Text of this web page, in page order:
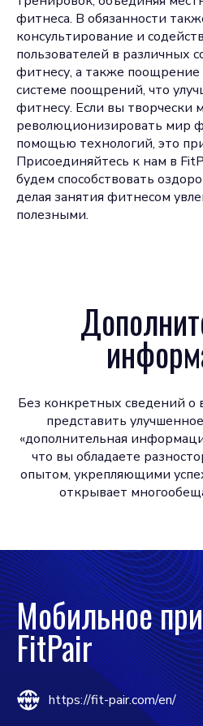
фитнеса. В обязанности
консультирование и
пользователей в различных
фитнесу, а также поощрение
системе поощрений, что
фитнесу. Если вы творчески
революционизировать мир
помощью технологий, это
Присоединяйтесь к нам в
будем способствовать
делая занятия фитнесом
полезными.
Без конкретных сведений о
представить
«дополнительная
что вы обладаете
опытом, укрепляющими
открывает
Мобильное
FitPair
https://fit-pair.com/en/